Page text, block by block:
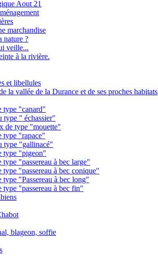
Aout 21
marchandise
nature ?
veille...
à la rivière.
et libellules
la vallée de la Durance et de ses proches habitats
type "canard"
type " échassier"
de type "mouette"
type "rapace"
type "gallinacé"
type "pigeon"
type "passereau à bec large"
type "passereau à bec conique"
type "Passereau à bec long"
type "passereau à bec fin"
blageon, soffie